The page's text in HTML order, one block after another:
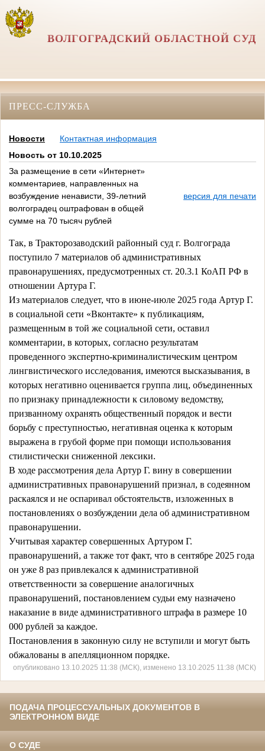
ВОЛГОГРАДСКИЙ ОБЛАСТНОЙ СУД
ПРЕСС-СЛУЖБА
Новости
Контактная информация
Новость от 10.10.2025
За размещение в сети «Интернет»
комментариев, направленных на
возбуждение ненависти, 39-летний
волгоградец оштрафован в общей
сумме на 70 тысяч рублей
версия для печати
Так, в Тракторозаводский районный суд г. Волгограда
поступило 7 материалов об административных
правонарушениях, предусмотренных ст. 20.3.1 КоАП РФ в
отношении Артура Г.
Из материалов следует, что в июне-июле 2025 года Артур Г.
в социальной сети «Вконтакте» к публикациям,
размещенным в той же социальной сети, оставил
комментарии, в которых, согласно результатам
проведенного экспертно-криминалистическим центром
лингвистического исследования, имеются высказывания, в
которых негативно оценивается группа лиц, объединенных
по признаку принадлежности к силовому ведомству,
призванному охранять общественный порядок и вести
борьбу с преступностью, негативная оценка к которым
выражена в грубой форме при помощи использования
стилистически сниженной лексики.
В ходе рассмотрения дела Артур Г. вину в совершении
административных правонарушений признал, в содеянном
раскаялся и не оспаривал обстоятельств, изложенных в
постановлениях о возбуждении дела об административном
правонарушении.
Учитывая характер совершенных Артуром Г.
правонарушений, а также тот факт, что в сентябре 2025 года
он уже 8 раз привлекался к административной
ответственности за совершение аналогичных
правонарушений, постановлением судьи ему назначено
наказание в виде административного штрафа в размере 10
000 рублей за каждое.
Постановления в законную силу не вступили и могут быть
обжалованы в апелляционном порядке.
опубликовано 13.10.2025 11:38 (МСК), изменено 13.10.2025 11:38 (МСК)
ПОДАЧА ПРОЦЕССУАЛЬНЫХ ДОКУМЕНТОВ В
ЭЛЕКТРОННОМ ВИДЕ
О СУДЕ